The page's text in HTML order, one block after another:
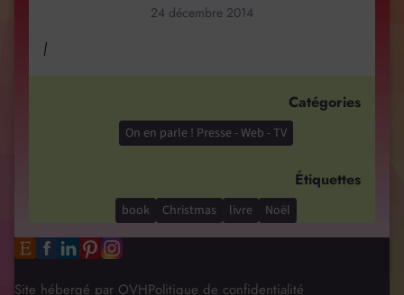
24 décembre 2014
/
Catégories
On en parle ! Presse - Web - TV
Étiquettes
book Christmas livre Noël
Site hébergé par OVHPolitique de confidentialité